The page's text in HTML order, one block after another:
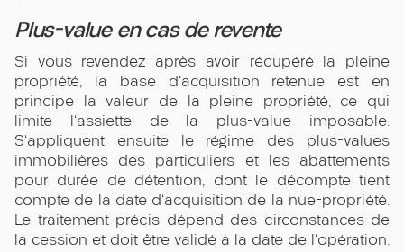
Plus-value en cas de revente
Si vous revendez après avoir récupéré la pleine
propriété, la base d'acquisition retenue est en
principe la valeur de la pleine propriété, ce qui
limite l'assiette de la plus-value imposable.
S'appliquent ensuite le régime des plus-values
immobilières des particuliers et les abattements
pour durée de détention, dont le décompte tient
compte de la date d'acquisition de la nue-propriété.
Le traitement précis dépend des circonstances de
la cession et doit être validé à la date de l'opération.